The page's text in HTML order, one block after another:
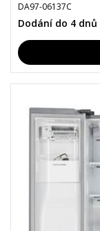
DA97-06137C
Dodání do 4 dnů